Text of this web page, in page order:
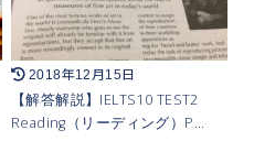
2018年12月15日
【解答解説】IELTS10 TEST2
Reading（リーディング）P…